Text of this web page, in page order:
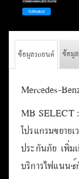
ข้อมูลรถยนต์ ข้อมู
Mercedes-
MB SELECT
โปรแกรมขยาย
ประกันภัย เพิ่ม
บริการไฟแนน